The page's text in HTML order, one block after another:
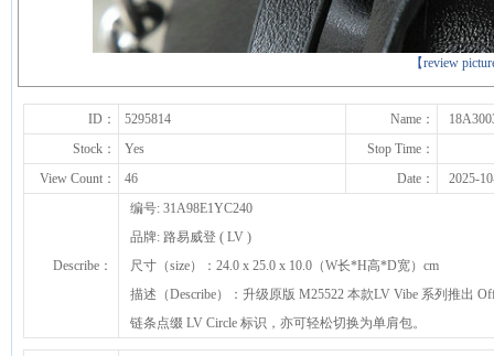
【review
下一张
ID： 5295814 Name：
Stock：
Yes
Stop Time：
View Count：
46 Date： 2025-
Describe：
编号: 31A98E1YC240
品牌: 路易威登 ( LV )
尺寸（size）：24.0 x 25.0 x 10.0（W长*H高*D宽）cm
描述（Describe）：升级原版 M25522 本款LV Vibe 系列推出
链条点缀 LV Circle 标识，亦可轻松切换为单肩包。